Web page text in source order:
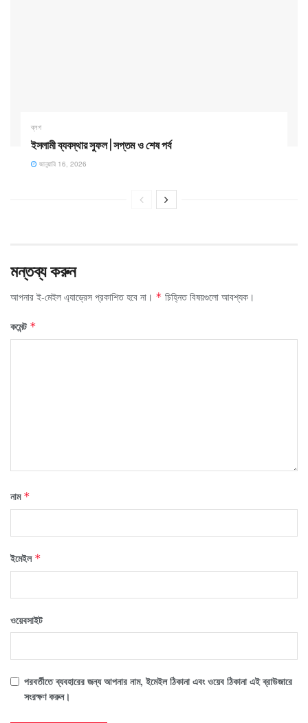
ব্লগ
ইসলামী ব্যবস্থার সুফল | সপ্তম ও শেষ পর্ব
জানুয়ারি 16, 2026
মন্তব্য করুন
আপনার ই-মেইল এ্যাড্রেস প্রকাশিত হবে না। * চিহ্নিত বিষয়গুলো আবশ্যক।
কমেন্ট *
নাম *
ইমেইল *
ওয়েবসাইট
পরবর্তীতে ব্যবহারের জন্য আপনার নাম, ইমেইল ঠিকানা এবং ওয়েব ঠিকানা এই ব্রাউজারে
সংরক্ষণ করুন।